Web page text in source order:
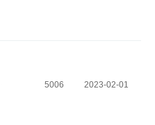
5006 2023-02-01